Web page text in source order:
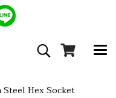
Steel Hex Socket